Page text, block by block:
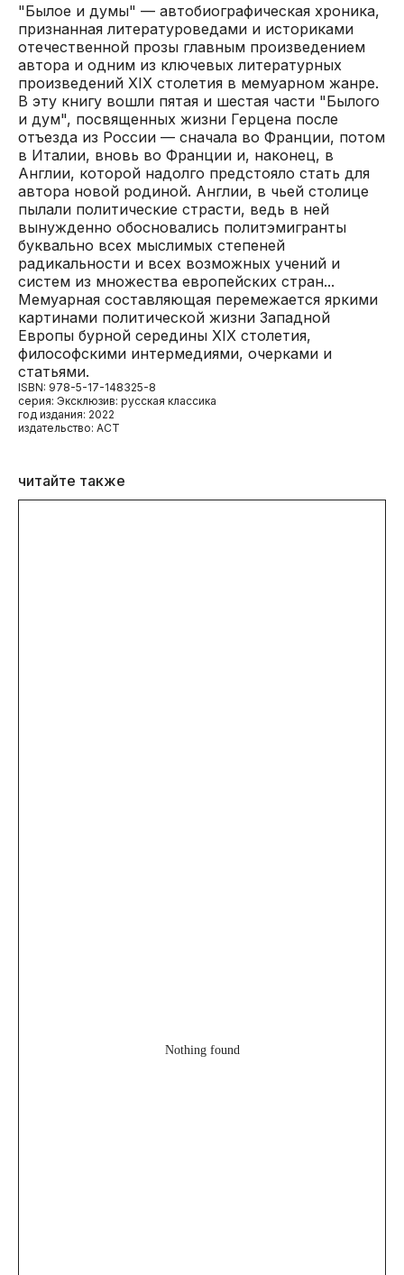
"Былое и думы" — автобиографическая хроника,
признанная литературоведами и историками
отечественной прозы главным произведением
автора и одним из ключевых литературных
произведений XIX столетия в мемуарном жанре.
В эту книгу вошли пятая и шестая части "Былого
и дум", посвященных жизни Герцена после
отъезда из России — сначала во Франции, потом
в Италии, вновь во Франции и, наконец, в
Англии, которой надолго предстояло стать для
автора новой родиной. Англии, в чьей столице
пылали политические страсти, ведь в ней
вынужденно обосновались политэмигранты
буквально всех мыслимых степеней
радикальности и всех возможных учений и
систем из множества европейских стран...
Мемуарная составляющая перемежается яркими
картинами политической жизни Западной
Европы бурной середины XIX столетия,
философскими интермедиями, очерками и
статьями.
ISBN: 978-5-17-148325-8
серия: Эксклюзив: русская классика
год издания: 2022
издательство: АСТ
читайте также
Nothing found